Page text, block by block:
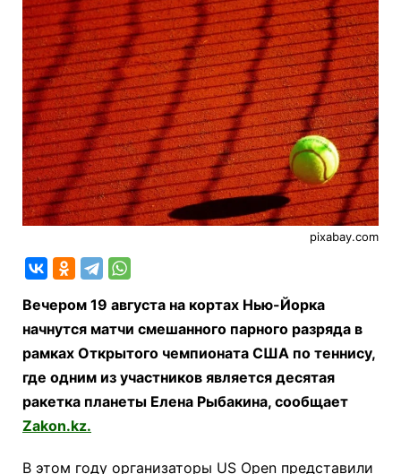
pixabay.com
Вечером 19 августа на кортах Нью-Йорка
начнутся матчи смешанного парного разряда в
рамках Открытого чемпионата США по теннису,
где одним из участников является десятая
ракетка планеты Елена Рыбакина, сообщает
Zakon.kz.
В этом году организаторы US Open представили